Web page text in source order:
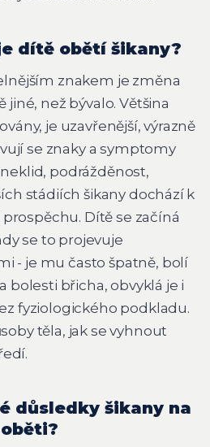
dítě obětí šikany?
znakem je změna
než bývalo. Většina
je uzavřenější, výrazně
se znaky a symptomy
podrážděnost,
stádiích šikany dochází k
Dítě se začíná
se to projevuje
- je mu často špatně, bolí
bolesti břicha, obvyklá je i
fyziologického podkladu.
těla, jak se vyhnout
důsledky šikany na